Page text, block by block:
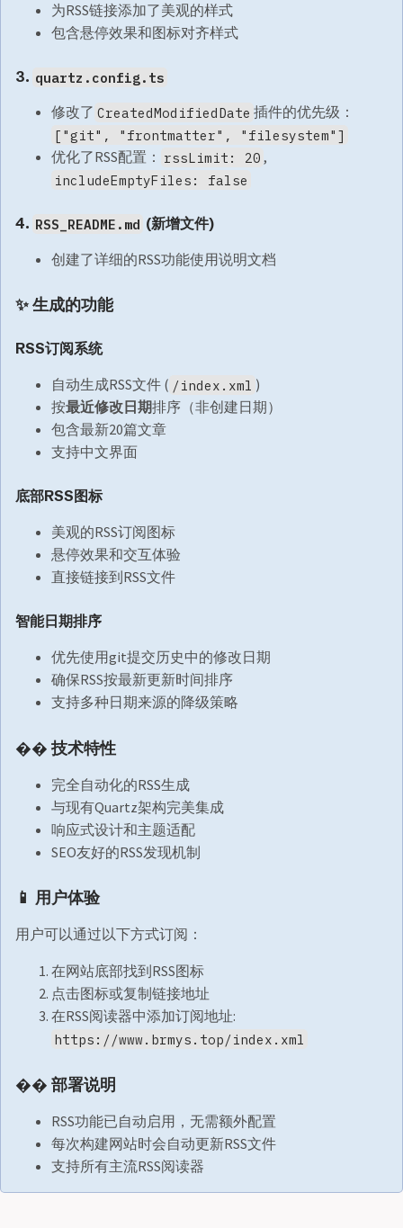
为RSS链接添加了美观的样式
包含悬停效果和图标对齐样式
3. quartz.config.ts
修改了 CreatedModifiedDate 插件的优先级：
["git", "frontmatter", "filesystem"]
优化了RSS配置： rssLimit: 20 ,
includeEmptyFiles: false
4. RSS_README.md (新增文件)
创建了详细的RSS功能使用说明文档
✨ 生成的功能
RSS订阅系统
自动生成RSS文件 ( /index.xml )
按最近修改日期排序（非创建日期）
包含最新20篇文章
支持中文界面
底部RSS图标
美观的RSS订阅图标
悬停效果和交互体验
直接链接到RSS文件
智能日期排序
优先使用git提交历史中的修改日期
确保RSS按最新更新时间排序
支持多种日期来源的降级策略
�� 技术特性
完全自动化的RSS生成
与现有Quartz架构完美集成
响应式设计和主题适配
SEO友好的RSS发现机制
📱 用户体验
用户可以通过以下方式订阅：
在网站底部找到RSS图标
点击图标或复制链接地址
在RSS阅读器中添加订阅地址:
https://www.brmys.top/index.xml
�� 部署说明
RSS功能已自动启用，无需额外配置
每次构建网站时会自动更新RSS文件
支持所有主流RSS阅读器